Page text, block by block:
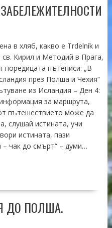
в хляб, какво е Trdelník и
Кирил и Методий в Прага,
поредицата пътеписи: „В
през Полша и Чехия“
из Исландия – Ден 4:
за маршрута,
пътешествието може да
слушай истината, учи
истината, пази
– чак до смърт“ – думи…
ДО ПОЛША.